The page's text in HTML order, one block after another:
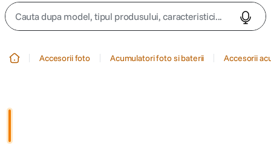
Cauta dupa model, tipul produsului, caracteristici...
Accesorii foto Acumulatori foto si baterii Accesorii